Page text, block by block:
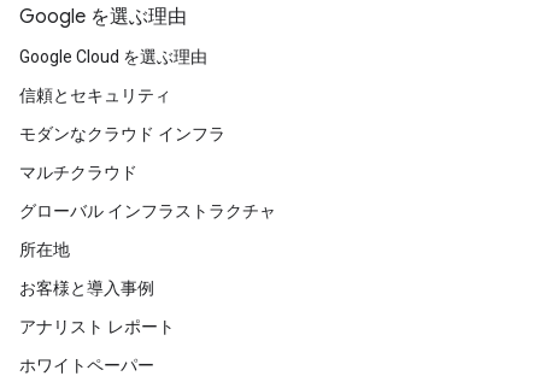
Google を選ぶ理由
Google Cloud を選ぶ理由
信頼とセキュリティ
モダンなクラウド インフラ
マルチクラウド
グローバル インフラストラクチャ
所在地
お客様と導入事例
アナリスト レポート
ホワイトペーパー